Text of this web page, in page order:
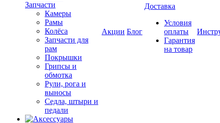
Запчасти
Камеры
Рамы
Колёса
Запчасти для
рам
Покрышки
Грипсы и
обмотка
Рули, рога и
выносы
Седла, штыри и
педали
Акции Блог
Доставка
Условия
оплаты
Гарантия
на товар